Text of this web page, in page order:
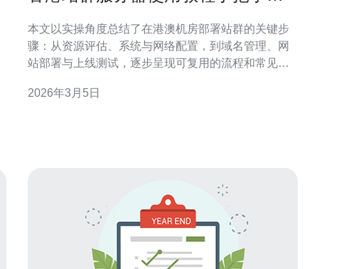
本文以实操角度总结了在港澳机房部署站群的关键步
骤：从资源评估、系统与网络配置，到域名管理、网
站部署与上线测试，逐步呈现可复用的流程和常见问
率。 需要多少资源才能支撑一个基本站群？ 评估资源
2026年3月5日